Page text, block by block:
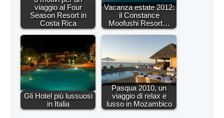
viaggio al Four
Season Resort in
Costa Rica
Vacanza estate 2012:
il Constance
Moofushi Resort…
Gli Hotel più lussuosi
in Italia
Pasqua 2010, un
viaggio di relax e
lusso in Mozambico